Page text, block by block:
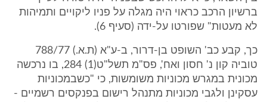
ברשיון הרכב כראוי היה מגלה על פניו ליקויים ותמיהות
לא מעטות" שפורטו על-ידה (סעיף 6).
כך, קבע כב' השופט בן-דרור, ב-ע"א (ת.א.) 788/77
טוביה קון נ' חסון ואח', פס"מ תשל"ט(1) 284, בו נרכשה
מכונית במגרש מכוניות משומשות, כי "כשבמכוניות
עסקינן ולגבי מכוניות מתנהל רישום בפנקסים רשמיים -